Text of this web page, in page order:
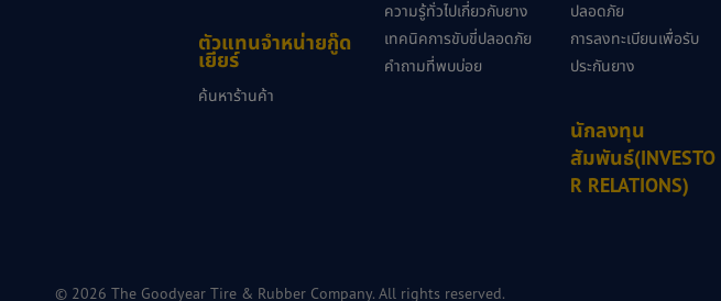
ตัวแทนจำหน่ายกู๊ด
เยียร์
ค้นหาร้านค้า
ความรู้ทั่วไปเกี่ยวกับยาง
เทคนิคการขับขี่ปลอดภัย
คำถามที่พบบ่อย
ปลอดภัย
การลงทะเบียนเพื่อรับ
ประกันยาง
นักลงทุน
สัมพันธ์(INVESTO
R RELATIONS)
© 2026 The Goodyear Tire & Rubber Company. All rights reserved.